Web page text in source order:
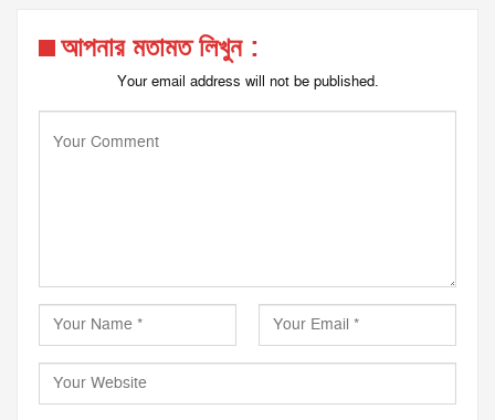
আপনার মতামত লিখুন :
Your email address will not be published.